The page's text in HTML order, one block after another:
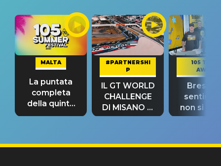
MALTA
La puntata
completa
della quinta
tappa
#PARTNERSHI
P
IL GT WORLD
CHALLENGE
DI MISANO si
riconferma
105 TAKE
AWAY
Bresh:
non si
fino alla